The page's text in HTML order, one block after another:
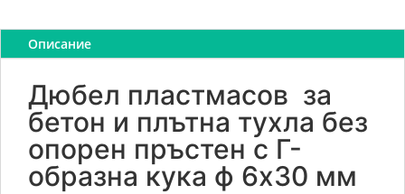
Описание
Дюбел пластмасов за
бетон и плътна тухла без
опорен пръстен с Г-
образна кука ф 6x30 мм